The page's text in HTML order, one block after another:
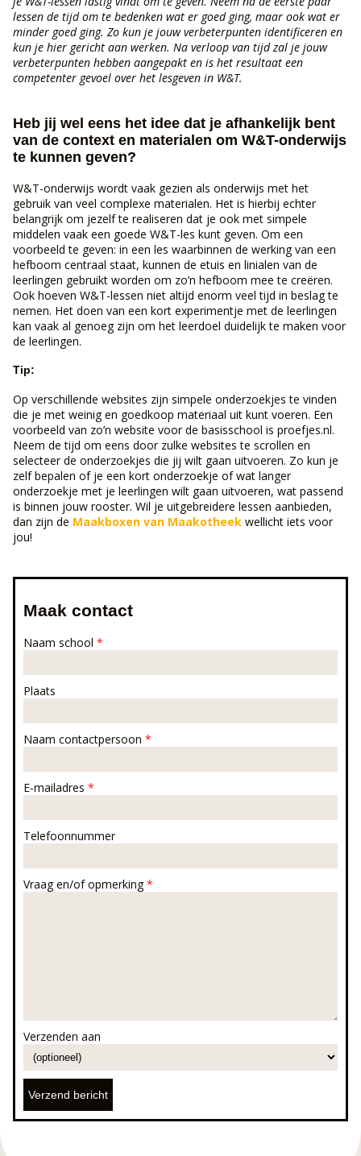
lessen de tijd om te bedenken wat er goed ging, maar ook wat er
minder goed ging. Zo kun je jouw verbeterpunten identificeren en
kun je hier gericht aan werken. Na verloop van tijd zal je jouw
verbeterpunten hebben aangepakt en is het resultaat een
competenter gevoel over het lesgeven in W&T.
Heb jij wel eens het idee dat je afhankelijk bent
van de context en materialen om W&T-onderwijs
te kunnen geven?
W&T-onderwijs wordt vaak gezien als onderwijs met het
gebruik van veel complexe materialen. Het is hierbij echter
belangrijk om jezelf te realiseren dat je ook met simpele
middelen vaak een goede W&T-les kunt geven. Om een
voorbeeld te geven: in een les waarbinnen de werking van een
hefboom centraal staat, kunnen de etuis en linialen van de
leerlingen gebruikt worden om zo’n hefboom mee te creëren.
Ook hoeven W&T-lessen niet altijd enorm veel tijd in beslag te
nemen. Het doen van een kort experimentje met de leerlingen
kan vaak al genoeg zijn om het leerdoel duidelijk te maken voor
de leerlingen.
Tip:
Op verschillende websites zijn simpele onderzoekjes te vinden
die je met weinig en goedkoop materiaal uit kunt voeren. Een
voorbeeld van zo’n website voor de basisschool is proefjes.nl.
Neem de tijd om eens door zulke websites te scrollen en
selecteer de onderzoekjes die jij wilt gaan uitvoeren. Zo kun je
zelf bepalen of je een kort onderzoekje of wat langer
onderzoekje met je leerlingen wilt gaan uitvoeren, wat passend
is binnen jouw rooster. Wil je uitgebreidere lessen aanbieden,
dan zijn de Maakboxen van Maakotheek wellicht iets voor
jou!
Maak contact
Naam school *
Plaats
Naam contactpersoon *
E-mailadres *
Telefoonnummer
Vraag en/of opmerking*
Verzenden aan